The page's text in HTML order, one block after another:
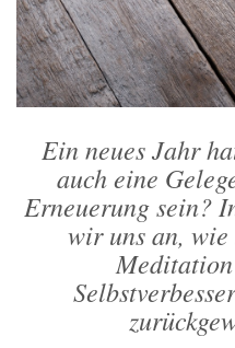
Ein neues Jahr
auch eine
Erneuerung sein?
wir uns an, wie